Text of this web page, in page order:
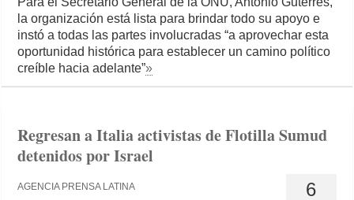
la organización está lista para brindar todo su apoyo e
instó a todas las partes involucradas “a aprovechar esta
oportunidad histórica para establecer un camino político
creíble hacia adelante”»
Regresan a Italia activistas de Flotilla Sumud
detenidos por Israel
6
AGENCIA PRENSA LATINA